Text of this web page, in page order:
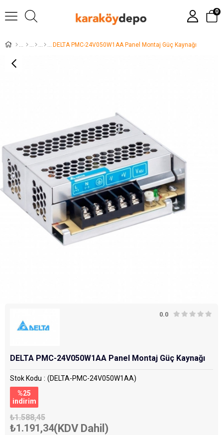
0
DELTA PMC-24V050W1AA Panel Montaj Güç Kaynağı
0.0
DELTA PMC-24V050W1AA Panel Montaj Güç Kaynağı
Stok Kodu
(DELTA-PMC-24V050W1AA)
%25
i̇ndirim
₺1.588,45
₺1.191,34(KDV Dahil)